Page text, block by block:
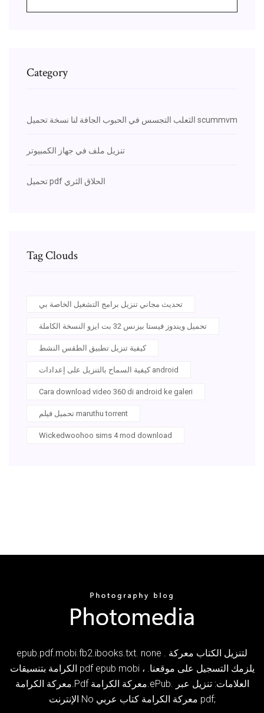
Category
الثعلب التجسس في الحبوب الجافة لنا نسخة تحميل scummvm
تنزيل ملف في جهاز الكمبيوتر
تحميل pdf الحلاق الثري
Tag Clouds
تحديث مجاني تنزيل برامج التشغيل الخاصة بي
تحميل ويندوز فيستا بيزنس 32 بت ايزو النسخة الكاملة
كيفية تنزيل تطبيق الطقس النشط
كيفية السماح بالتنزيل على إعدادات android
Cara download video 360 di android ke galeri
تحميل فيلم maruthu torrent
Wickedwoohoo sims 4 mod download
epub.pdf.mobi.fb2.ibooks.txt. none . لتنزيل الكتاب معركة
الكرامة بتنسيقات pdf epub mobi ، يلزمك التسجيل على موقعنا.
معركة الكرامة.Pdf معركة الكرامة.ePub. العلامات: تنزيل عبر
الإنترنت No معركة الكرامة كتاب عربي pdf;